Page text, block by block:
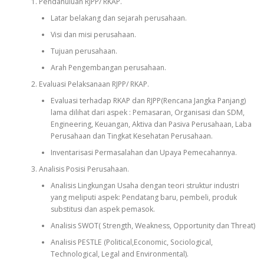
Latar belakang dan sejarah perusahaan.
Visi dan misi perusahaan.
Tujuan perusahaan.
Arah Pengembangan perusahaan.
Evaluasi Pelaksanaan RJPP/ RKAP.
Evaluasi terhadap RKAP dan RJPP(Rencana Jangka Panjang)
lama dilihat dari aspek : Pemasaran, Organisasi dan SDM,
Engineering, Keuangan, Aktiva dan Pasiva Perusahaan, Laba
Perusahaan dan Tingkat Kesehatan Perusahaan.
Inventarisasi Permasalahan dan Upaya Pemecahannya.
Analisis Posisi Perusahaan.
Analisis Lingkungan Usaha dengan teori struktur industri
yang meliputi aspek: Pendatang baru, pembeli, produk
substitusi dan aspek pemasok.
Analisis SWOT( Strength, Weakness, Opportunity dan Threat)
Analisis PESTLE (Political,Economic, Sociological,
Technological, Legal and Environmental).